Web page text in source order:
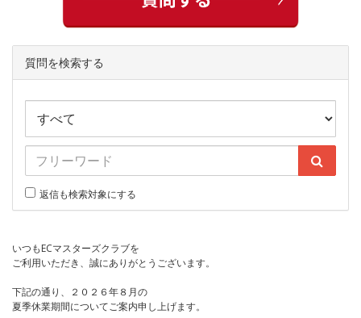
質問を検索する
返信も検索対象にする
いつもECマスターズクラブを
ご利用いただき、誠にありがとうございます。
下記の通り、２０２６年８月の
夏季休業期間についてご案内申し上げます。